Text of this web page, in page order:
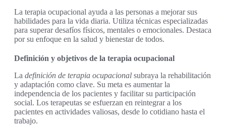
La terapia ocupacional ayuda a las personas a mejorar sus
habilidades para la vida diaria. Utiliza técnicas especializadas
para superar desafíos físicos, mentales o emocionales. Destaca
por su enfoque en la salud y bienestar de todos.
Definición y objetivos de la terapia ocupacional
La definición de terapia ocupacional subraya la rehabilitación
y adaptación como clave. Su meta es aumentar la
independencia de los pacientes y facilitar su participación
social. Los terapeutas se esfuerzan en reintegrar a los
pacientes en actividades valiosas, desde lo cotidiano hasta el
trabajo.